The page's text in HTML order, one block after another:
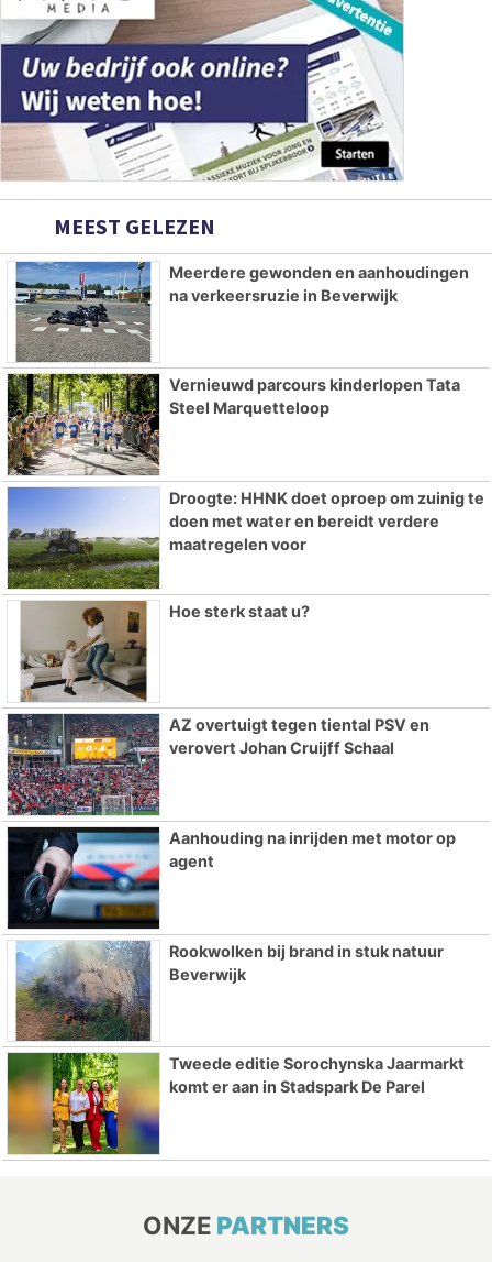
MEEST GELEZEN
Meerdere gewonden en aanhoudingen
na verkeersruzie in Beverwijk
Vernieuwd parcours kinderlopen Tata
Steel Marquetteloop
Droogte: HHNK doet oproep om zuinig te
doen met water en bereidt verdere
maatregelen voor
Hoe sterk staat u?
AZ overtuigt tegen tiental PSV en
verovert Johan Cruijff Schaal
Aanhouding na inrijden met motor op
agent
Rookwolken bij brand in stuk natuur
Beverwijk
Tweede editie Sorochynska Jaarmarkt
komt er aan in Stadspark De Parel
ONZE PARTNERS